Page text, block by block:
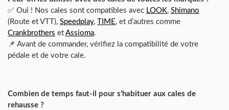
✅ Oui ! Nos cales sont compatibles avec LOOK, Shimano
(Route et VTT), Speedplay, TIME, et d’autres comme
Crankbrothers et Assioma.
📌 Avant de commander, vérifiez la compatibilité de votre
pédale et de votre cale.
Combien de temps faut-il pour s’habituer aux cales de
rehausse ?